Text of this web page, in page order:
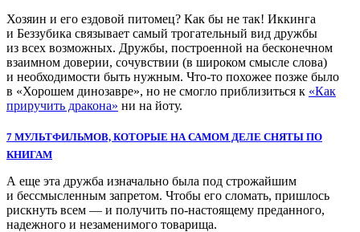
Хозяин и его ездовой питомец? Как бы не так! Иккинга
и Беззубика связывает самый трогательный вид дружбы
из всех возможных. Дружбы, построенной на бесконечном
взаимном доверии, сочувствии (в широком смысле слова)
и необходимости быть нужным. Что-то похожее позже было
в «Хорошем динозавре», но не смогло приблизиться к «Как
приручить дракона» ни на йоту.
7 МУЛЬТФИЛЬМОВ, КОТОРЫЕ НА САМОМ ДЕЛЕ СНЯТЫ ПО
КНИГАМ
А еще эта дружба изначально была под строжайшим
и бессмысленным запретом. Чтобы его сломать, пришлось
рискнуть всем — и получить по-настоящему преданного,
надежного и незаменимого товарища.